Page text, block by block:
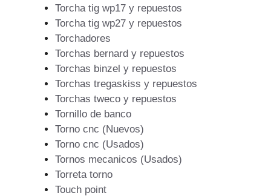
Torcha tig wp17 y repuestos
Torcha tig wp27 y repuestos
Torchadores
Torchas bernard y repuestos
Torchas binzel y repuestos
Torchas tregaskiss y repuestos
Torchas tweco y repuestos
Tornillo de banco
Torno cnc (Nuevos)
Torno cnc (Usados)
Tornos mecanicos (Usados)
Torreta torno
Touch point